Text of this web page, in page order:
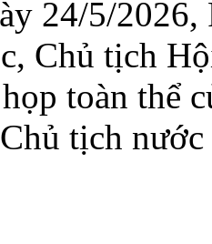
24/5/
Chủ tịch
toàn thể
tịch nước